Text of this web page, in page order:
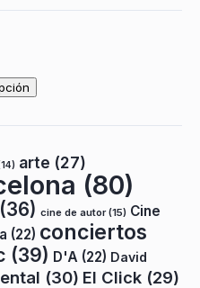
arte (27)
(80)
(36) cine de autor(15) Cine
(22) conciertos
(39) D'A (22) David
(30) El Click (29)